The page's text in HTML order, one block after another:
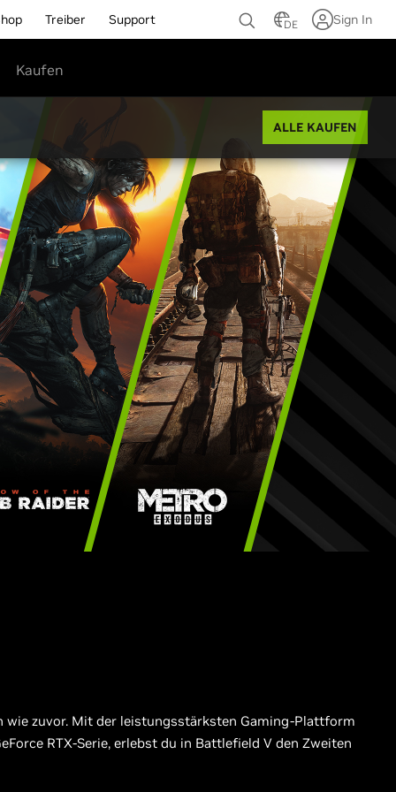
Treiber Support DE Sign In
Kaufen
ALLE KAUFEN
wie zuvor. Mit der leistungsstärksten Gaming-Plattform
RTX-Serie, erlebst du in Battlefield V den Zweiten